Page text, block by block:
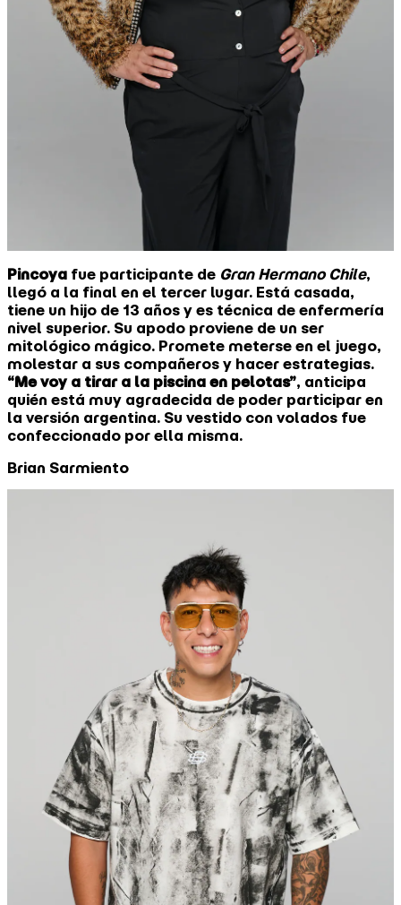
Pincoya fue participante de Gran Hermano Chile,
llegó a la final en el tercer lugar. Está casada,
tiene un hijo de 13 años y es técnica de enfermería
nivel superior. Su apodo proviene de un ser
mitológico mágico. Promete meterse en el juego,
molestar a sus compañeros y hacer estrategias.
“Me voy a tirar a la piscina en pelotas”, anticipa
quién está muy agradecida de poder participar en
la versión argentina. Su vestido con volados fue
confeccionado por ella misma.
Brian Sarmiento